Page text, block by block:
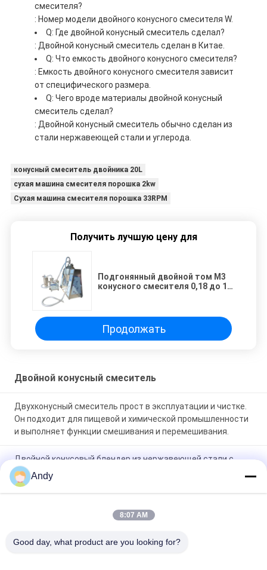
смесителя?
: Номер модели двойного конусного смесителя W.
Q: Где двойной конусный смеситель сделал?
: Двойной конусный смеситель сделан в Китае.
Q: Что емкость двойного конусного смесителя?
: Емкость двойного конусного смесителя зависит
от специфического размера.
Q: Чего вроде материалы двойной конусный
смеситель сделал?
: Двойной конусный смеситель обычно сделан из
стали нержавеющей стали и углерода.
конусный смеситель двойника 20L
сухая машина смесителя порошка 2kw
Сухая машина смесителя порошка 33RPM
Получить лучшую цену для
Подгонянный двойной том M3
конусного смесителя 0,18 до 10
Продолжать
Двойной конусный смеситель
Двухконусный смеситель прост в эксплуатации и чистке.
Он подходит для пищевой и химической промышленности
и выполняет функции смешивания и перемешивания.
Двойной конусовый блендер из нержавеющей стали с
регулируемой скоростью и емкостью 100-1500 л для
смешивания порошка и гранул
Двухконусный смеситель с уникальным двухконусным
производстве
Andy
8:07 AM
Good day, what product are you looking for?